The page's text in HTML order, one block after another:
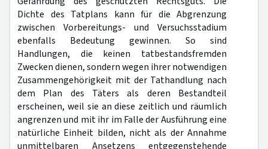
Dichte des Tatplans kann für die Abgrenzung
zwischen Vorbereitungs- und Versuchsstadium
ebenfalls Bedeutung gewinnen. So sind
Handlungen, die keinen tatbestandsfremden
Zwecken dienen, sondern wegen ihrer notwendigen
Zusammengehörigkeit mit der Tathandlung nach
dem Plan des Täters als deren Bestandteil
erscheinen, weil sie an diese zeitlich und räumlich
angrenzen und mit ihr im Falle der Ausführung eine
natürliche Einheit bilden, nicht als der Annahme
unmittelbaren Ansetzens entgegenstehende